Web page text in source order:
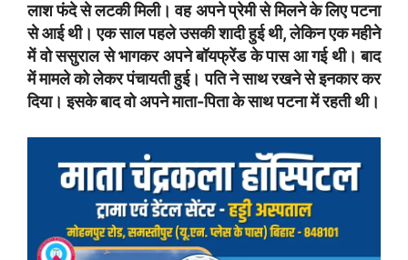
लाश फंदे से लटकी मिली। वह अपने प्रेमी से मिलने के लिए पटना
से आई थी। एक साल पहले उसकी शादी हुई थी, लेकिन एक महीने
में वो ससुराल से भागकर अपने बॉयफ्रेंड के पास आ गई थी। बाद
में मामले को लेकर पंचायती हुई। पति ने साथ रखने से इनकार कर
दिया। इसके बाद वो अपने माता-पिता के साथ पटना में रहती थी।